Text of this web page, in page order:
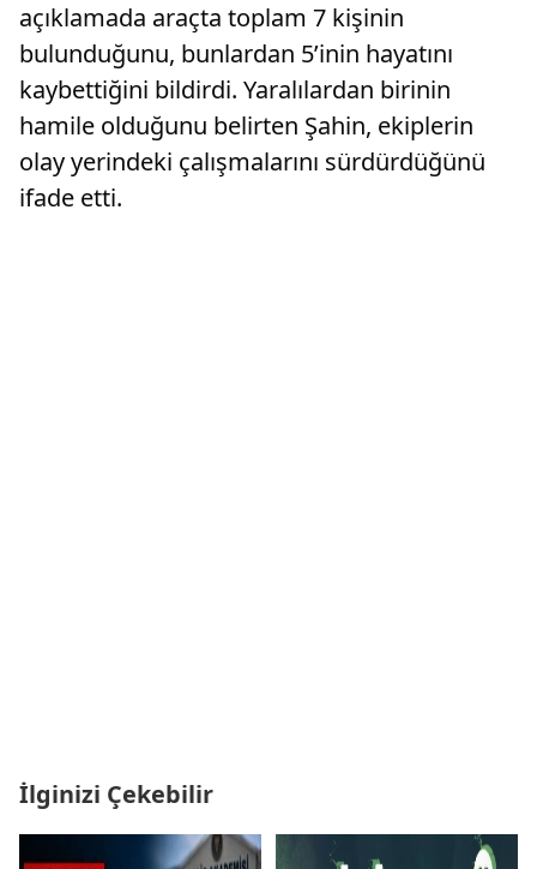
açıklamada araçta toplam 7 kişinin
bulunduğunu, bunlardan 5’inin hayatını
kaybettiğini bildirdi. Yaralılardan birinin
hamile olduğunu belirten Şahin, ekiplerin
olay yerindeki çalışmalarını sürdürdüğünü
ifade etti.
İlginizi Çekebilir